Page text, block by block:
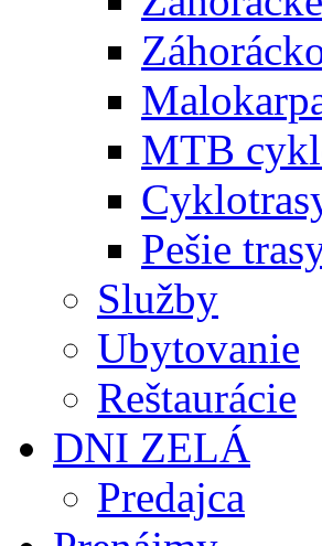
MTB
Pešie
Služby
Ubytovanie
Reštaurácie
DNI ZELÁ
Predajca